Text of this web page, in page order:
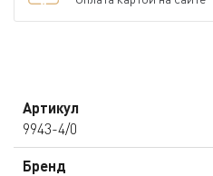
Артикул
9943-4/0
Бренд